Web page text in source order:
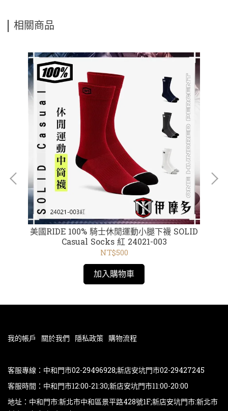
相關商品
美國RIDE 100% 騎士休閒運動小腿下襪 SOLID
Casual Socks 紅 24021-003
NT$500
加入購物車
我的帳戶 關於我們 隱私政策 購物流程
客服專線：中和門市02-29496928;新店安坑門市02-29427245
客服時間：中和門市12:00-21:30;新店安坑門市11:00-20:00
地址：中和門市:新北市中和區景平路428號1F;新店安坑門市:新北市